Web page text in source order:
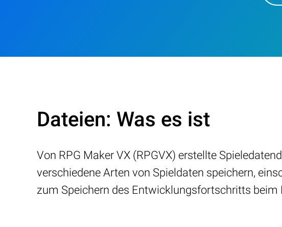
Dateien: Was es ist
Von RPG Maker VX (RPGVX) erstellte
verschiedene Arten von Spieldaten speichern,
zum Speichern des Entwicklungsfortschritts beim